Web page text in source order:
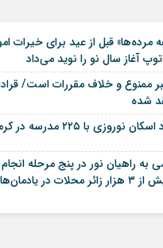
قبل از عید برای خیرات
آغاز سال نو را نوید می‌داد
ممنوع و خلاف مقررات است/
شده
با ۲۲۵ مدرسه در کرمان
به راهیان نور در پنج مرحله
عملیاتی